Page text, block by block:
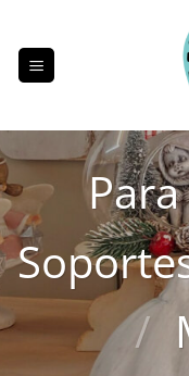
contenido
/